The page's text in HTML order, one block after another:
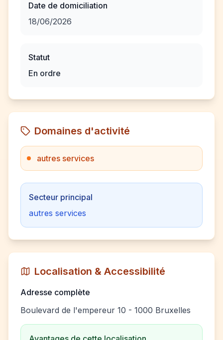
Date de domiciliation
18/06/2026
Statut
En ordre
Domaines d'activité
autres services
Secteur principal
autres services
Localisation & Accessibilité
Adresse complète
Boulevard de l'empereur 10 - 1000 Bruxelles